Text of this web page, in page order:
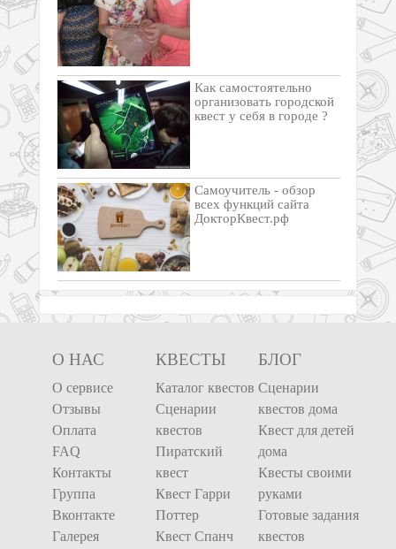
Как самостоятельно
организовать городской
квест у себя в городе ?
Самоучитель - обзор
всех функций сайта
ДокторКвест.рф
О НАС
О сервисе
Отзывы
Оплата
FAQ
Контакты
Группа
Вконтакте
Галерея
КВЕСТЫ
Каталог квестов
Сценарии
квестов
Пиратский
квест
Квест Гарри
Поттер
Квест Спанч
БЛОГ
Сценарии
квестов дома
Квест для детей
дома
Квесты своими
руками
Готовые задания
квестов